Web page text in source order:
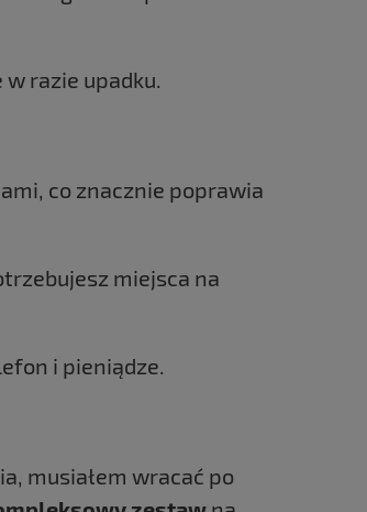
razie upadku.
co znacznie poprawia
miejsca na
i pieniądze.
musiałem wracać po